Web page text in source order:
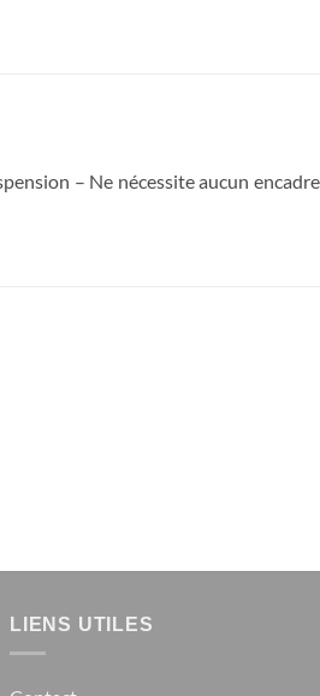
– Ne nécessite aucun
LIENS UTILES